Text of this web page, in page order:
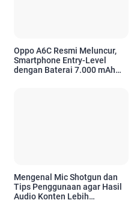
Oppo A6C Resmi Meluncur,
Smartphone Entry-Level
dengan Baterai 7.000 mAh
Mengenal Mic Shotgun dan
Tips Penggunaan agar Hasil
Audio Konten Lebih